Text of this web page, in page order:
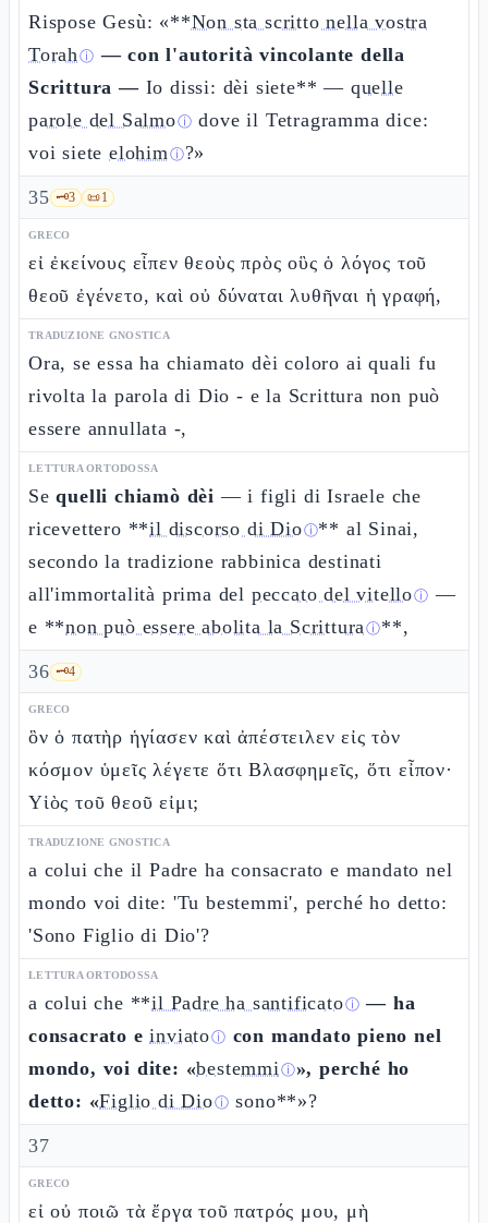
Rispose Gesù: «**Non sta scritto nella vostra
Torahⓘ — con l'autorità vincolante della
Scrittura — Io dissi: dèi siete** — quelle
parole del Salmoⓘ dove il Tetragramma dice:
voi siete elohimⓘ?»
35 🗝️3 📜1
GRECO
εἰ ἐκείνους εἶπεν θεοὺς πρὸς οὓς ὁ λόγος τοῦ
θεοῦ ἐγένετο, καὶ οὐ δύναται λυθῆναι ἡ γραφή,
TRADUZIONE GNOSTICA
Ora, se essa ha chiamato dèi coloro ai quali fu
rivolta la parola di Dio - e la Scrittura non può
essere annullata -,
LETTURA ORTODOSSA
Sequelli chiamò dèi — i figli di Israele che
ricevettero **il discorso di Dioⓘ** al Sinai,
secondo la tradizione rabbinica destinati
all'immortalità prima del peccato del vitelloⓘ —
e **non può essere abolita la Scritturaⓘ**,
36 🗝️4
GRECO
ὃν ὁ πατὴρ ἡγίασεν καὶ ἀπέστειλεν εἰς τὸν
κόσμον ὑμεῖς λέγετε ὅτι Βλασφημεῖς, ὅτι εἶπον·
Υἱὸς τοῦ θεοῦ εἰμι;
TRADUZIONE GNOSTICA
a colui che il Padre ha consacrato e mandato nel
mondo voi dite: 'Tu bestemmi', perché ho detto:
'Sono Figlio di Dio'?
LETTURA ORTODOSSA
a colui che **il Padre ha santificatoⓘ — ha
consacrato einviatoⓘ con mandato pieno nel
mondo, voi dite: «bestemmiⓘ», perché ho
detto: «Figlio di Dioⓘ sono**»?
37
GRECO
εἰ οὐ ποιῶ τὰ ἔργα τοῦ πατρός μου, μὴ